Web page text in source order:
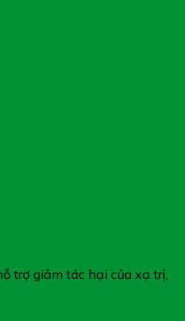
trợ giảm tác hại của xạ trị,